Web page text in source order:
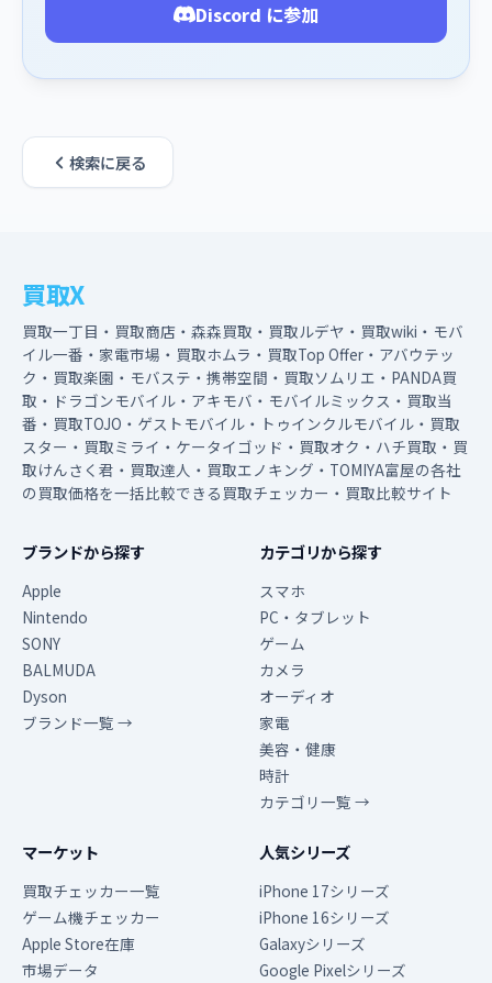
Discord に参加
検索に戻る
買取X
買取一丁目・買取商店・森森買取・買取ルデヤ・買取wiki・モバ
イル一番・家電市場・買取ホムラ・買取Top Offer・アバウテッ
ク・買取楽園・モバステ・携帯空間・買取ソムリエ・PANDA買
取・ドラゴンモバイル・アキモバ・モバイルミックス・買取当
番・買取TOJO・ゲストモバイル・トゥインクルモバイル・買取
スター・買取ミライ・ケータイゴッド・買取オク・ハチ買取・買
取けんさく君・買取達人・買取エノキング・TOMIYA富屋の各社
の買取価格を一括比較できる買取チェッカー・買取比較サイト
ブランドから探す
Apple
Nintendo
SONY
BALMUDA
Dyson
ブランド一覧 →
カテゴリから探す
スマホ
PC・タブレット
ゲーム
カメラ
オーディオ
家電
美容・健康
時計
カテゴリ一覧 →
マーケット
買取チェッカー一覧
ゲーム機チェッカー
Apple Store在庫
市場データ
人気シリーズ
iPhone 17シリーズ
iPhone 16シリーズ
Galaxyシリーズ
Google Pixelシリーズ